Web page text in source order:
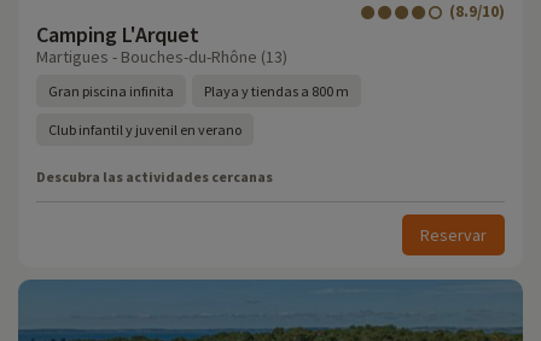
Camping L'Arquet
(8.9/10)
Martigues - Bouches-du-Rhône (13)
Gran piscina infinita Playa y tiendas a 800 m
Club infantil y juvenil en verano
Descubra las actividades cercanas
Reservar